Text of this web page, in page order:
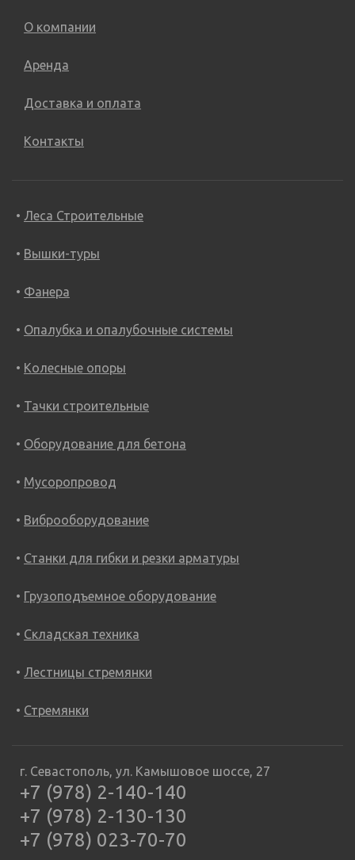
О компании
Аренда
Доставка и оплата
Контакты
Леса Строительные
Вышки-туры
Фанера
Опалубка и опалубочные системы
Колесные опоры
Тачки строительные
Оборудование для бетона
Мусоропровод
Виброоборудование
Станки для гибки и резки арматуры
Грузоподъемное оборудование
Складская техника
Лестницы стремянки
Стремянки
г. Севастополь, ул. Камышовое шоссе, 27
+7 (978) 2-140-140
+7 (978) 2-130-130
+7 (978) 023-70-70